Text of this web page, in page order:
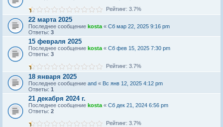
Рейтинг: 3.7%
22 марта 2025
Последнее сообщение kosta « Сб мар 22, 2025 9:16 pm
Ответы: 3
15 февраля 2025
Последнее сообщение kosta « Сб фев 15, 2025 7:30 pm
Ответы: 3
Рейтинг: 3.7%
18 января 2025
Последнее сообщение and « Вс янв 12, 2025 4:12 pm
Ответы: 1
21 декабря 2024 г.
Последнее сообщение kosta « Сб дек 21, 2024 6:56 pm
Ответы: 2
Рейтинг: 3.7%